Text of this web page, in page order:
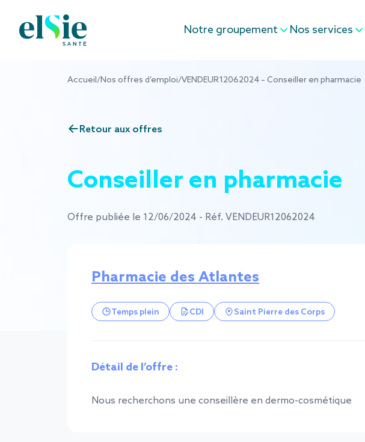
Notre groupement Nos services
Accueil/Nos offres d’emploi/VENDEUR12062024 – Conseiller en pharmacie
Retour aux offres
Conseiller en pharmacie
Offre publiée le 12/06/2024 - Réf. VENDEUR12062024
Pharmacie des Atlantes
Temps plein CDI Saint Pierre des Corps
Détail de l’offre :
Nous recherchons une conseillère en dermo-cosmétique